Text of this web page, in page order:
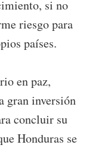
si no
riesgo para
países.
en paz,
gran inversión
concluir su
Honduras se